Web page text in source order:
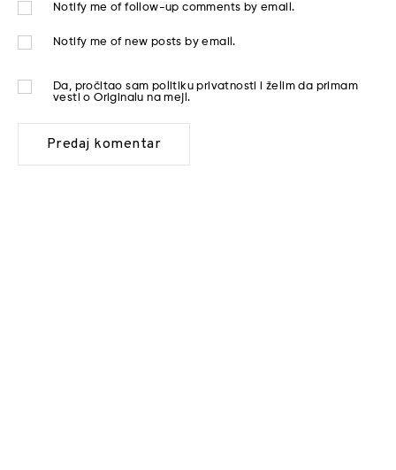
Notify me of follow-up comments by email.
Notify me of new posts by email.
Da, pročitao sam politiku privatnosti
i želim da primam
vesti o Originalu na mejl.